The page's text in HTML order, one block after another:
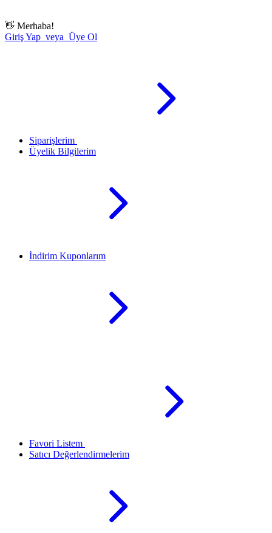
👋 Merhaba!
Giriş Yap veya Üye Ol
Siparişlerim
Üyelik Bilgilerim
İndirim Kuponlarım
Favori Listem
Satıcı Değerlendirmelerim